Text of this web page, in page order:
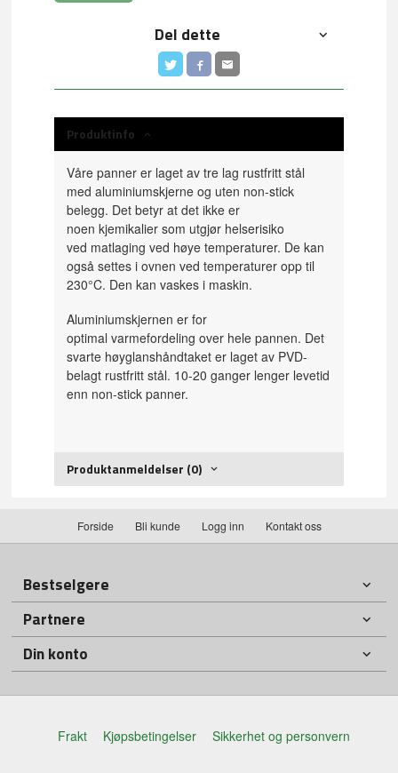
Del dette
Produktinfo
Våre panner er laget av tre lag rustfritt stål
med aluminiumskjerne og uten non-stick
belegg. Det betyr at det ikke er
noen kjemikalier som utgjør helserisiko
ved matlaging ved høye temperaturer. De kan
også settes i ovnen ved temperaturer opp til
230°C. Den kan vaskes i maskin.
Aluminiumskjernen er for
optimal varmefordeling over hele pannen. Det
svarte høyglanshåndtaket er laget av PVD-
belagt rustfritt stål. 10-20 ganger lenger levetid
enn non-stick panner.
Produktanmeldelser (0)
Forside Bli kunde Logg inn Kontakt oss
Bestselgere
Partnere
Din konto
Frakt Kjøpsbetingelser Sikkerhet og personvern